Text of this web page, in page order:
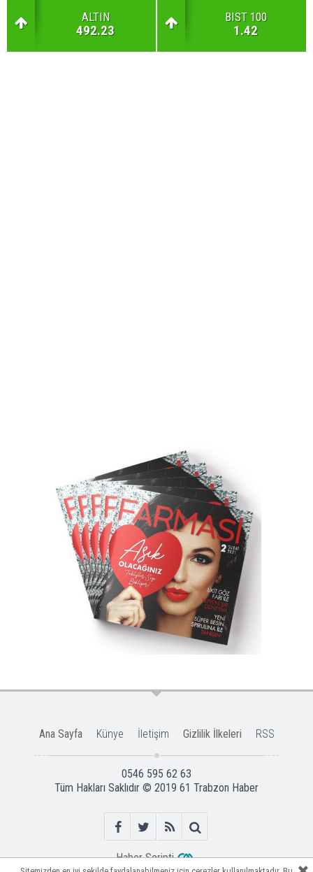
ALTIN
492.23
BIST 100
1.42
Ana Sayfa Künye İletişim Gizlilik İlkeleri RSS
0546 595 62 63
Tüm Hakları Saklıdır © 2019 61 Trabzon Haber
Haber Scripti